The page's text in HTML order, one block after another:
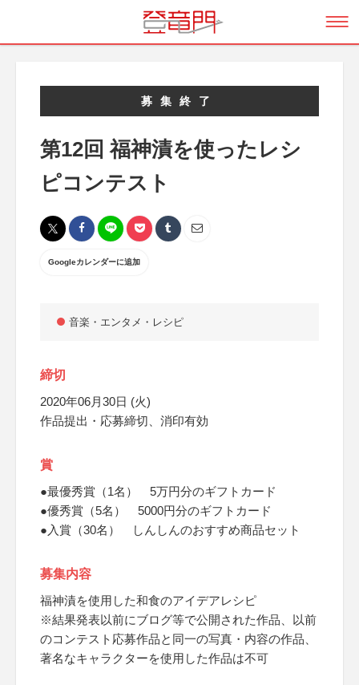
募集終了
第12回 福神漬を使ったレシ
ピコンテスト
Googleカレンダーに追加
音楽・エンタメ・レシピ
締切
2020年06月30日 (火)
作品提出・応募締切、消印有効
賞
●最優秀賞（1名） 5万円分のギフトカード
●優秀賞（5名） 5000円分のギフトカード
●入賞（30名） しんしんのおすすめ商品セット
募集内容
福神漬を使用した和食のアイデアレシピ
※結果発表以前にブログ等で公開された作品、以前
のコンテスト応募作品と同一の写真・内容の作品、
著名なキャラクターを使用した作品は不可